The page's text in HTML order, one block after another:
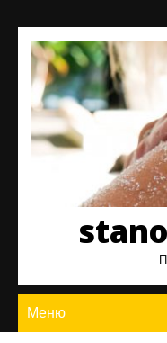
содержимому
Меню